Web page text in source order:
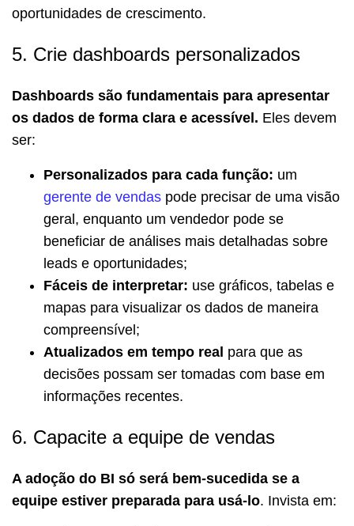
oportunidades de crescimento.
5. Crie dashboards personalizados
Dashboards são fundamentais para apresentar
os dados de forma clara e acessível. Eles devem
ser:
Personalizados para cada função: um
gerente de vendas pode precisar de uma visão
geral, enquanto um vendedor pode se
beneficiar de análises mais detalhadas sobre
leads e oportunidades;
Fáceis de interpretar: use gráficos, tabelas e
mapas para visualizar os dados de maneira
compreensível;
Atualizados em tempo real para que as
decisões possam ser tomadas com base em
informações recentes.
6. Capacite a equipe de vendas
A adoção do BI só será bem-sucedida se a
equipe estiver preparada para usá-lo. Invista em: